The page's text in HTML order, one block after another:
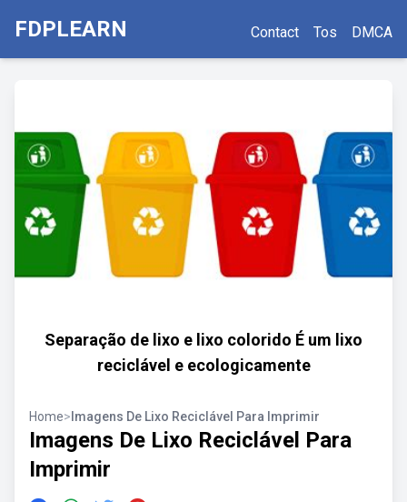
FDPLEARN Contact Tos DMCA
Separação de lixo e lixo colorido É um lixo
reciclável e ecologicamente
Home> Imagens De Lixo Reciclável Para Imprimir
Imagens De Lixo Reciclável Para
Imprimir